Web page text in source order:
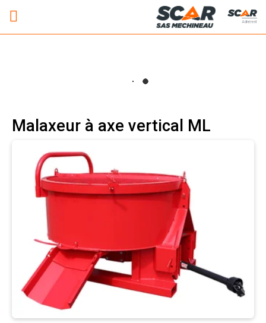
Adhérent
Malaxeur à axe vertical ML